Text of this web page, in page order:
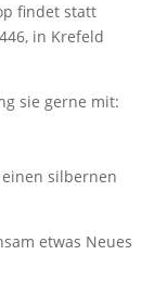
findet statt
in Krefeld
sie gerne mit:
silbernen
etwas Neues